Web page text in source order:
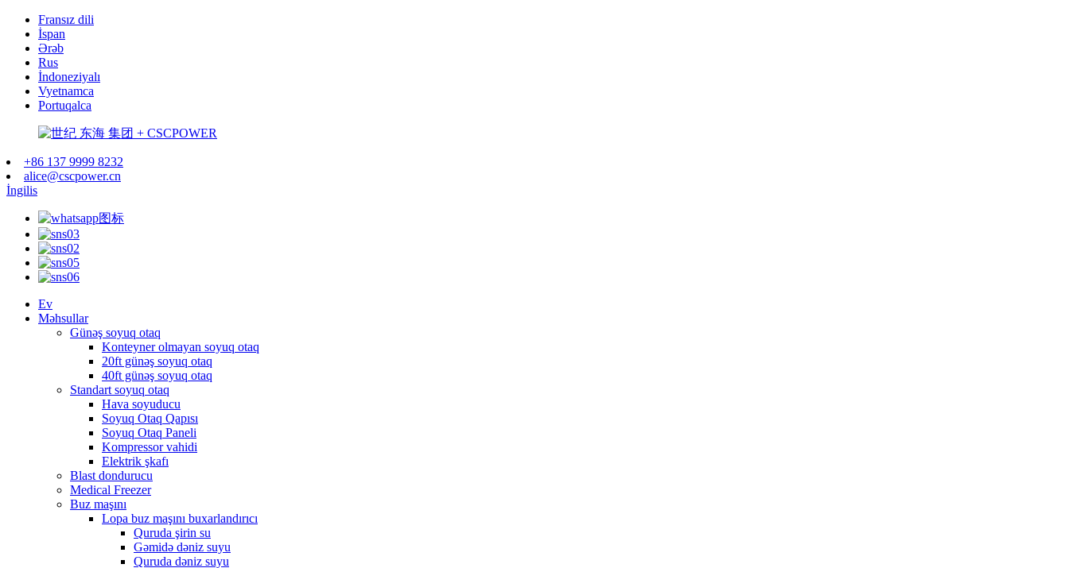
Fransız dili
İspan
Ərəb
Rus
İndoneziyalı
Vyetnamca
Portuqalca
+86 137 9999 8232
alice@cscpower.cn
İngilis
Ev
Məhsullar
Günəş soyuq otaq
Konteyner olmayan soyuq otaq
20ft günəş soyuq otaq
40ft günəş soyuq otaq
Standart soyuq otaq
Hava soyuducu
Soyuq Otaq Qapısı
Soyuq Otaq Paneli
Kompressor vahidi
Elektrik şkafı
Blast dondurucu
Medical Freezer
Buz maşını
Lopa buz maşını buxarlandırıcı
Quruda şirin su
Gəmidə dəniz suyu
Quruda dəniz suyu